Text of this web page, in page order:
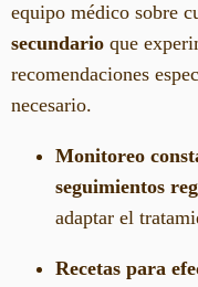
equipo médico sobre
secundario que
recomendaciones
necesario.
Monitoreo
seguimientos
adaptar el
Recetas para